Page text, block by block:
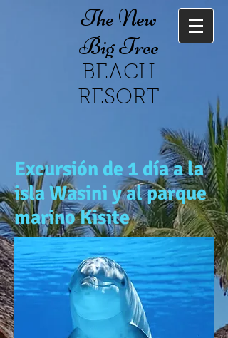
The New
Big Tree
BEACH
RESORT
Excursión de 1 día a la
isla Wasini y al parque
marino Kisite